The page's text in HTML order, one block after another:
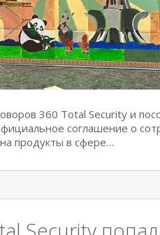
360 Total Security и
соглашение о
продукты в сфере…